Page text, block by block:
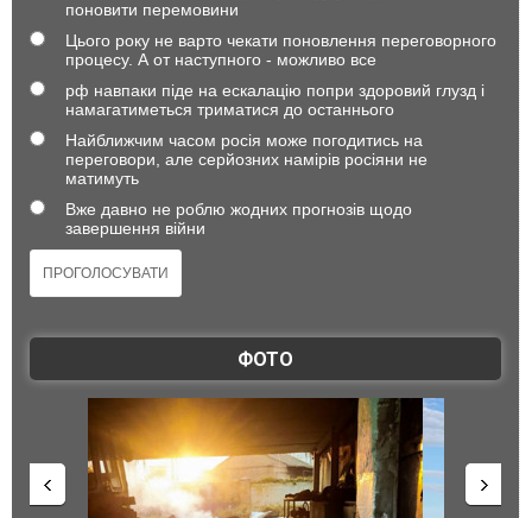
поновити перемовини
Цього року не варто чекати поновлення переговорного
процесу. А от наступного - можливо все
рф навпаки піде на ескалацію попри здоровий глузд і
намагатиметься триматися до останнього
Найближчим часом росія може погодитись на
переговори, але серйозних намірів росіяни не
матимуть
Вже давно не роблю жодних прогнозів щодо
завершення війни
ФОТО